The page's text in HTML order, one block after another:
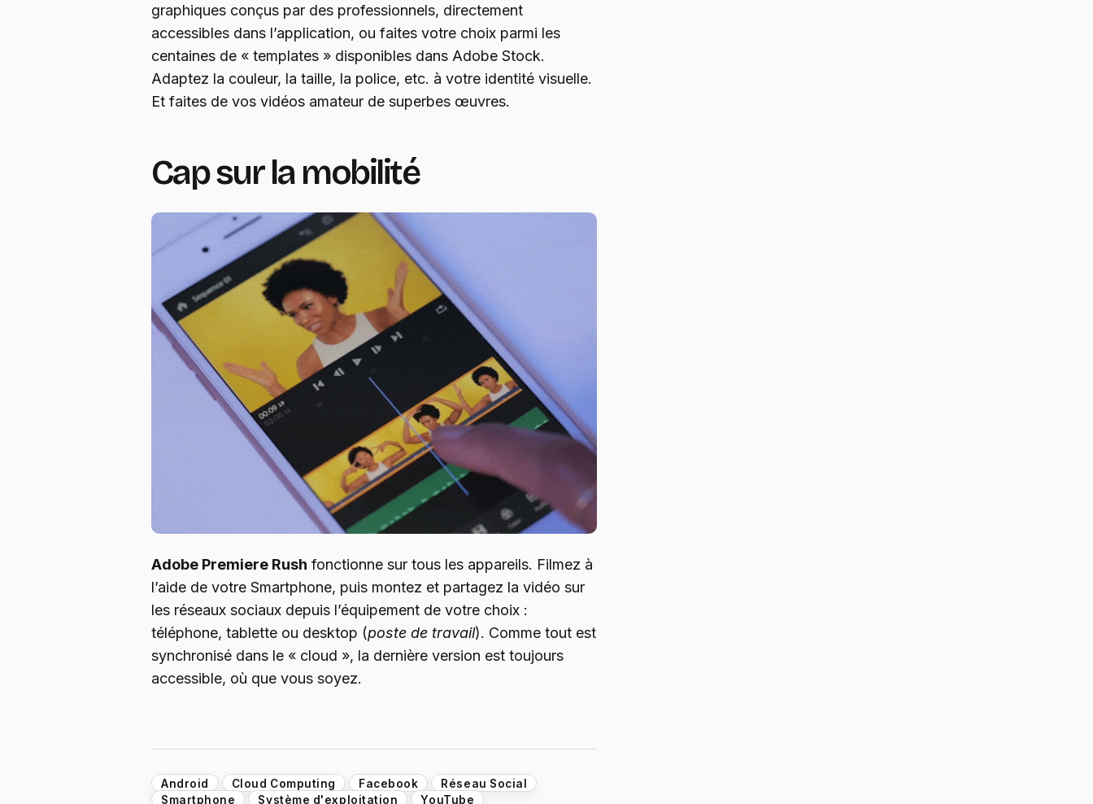
graphiques conçus par des professionnels, directement
accessibles dans l’application, ou faites votre choix parmi les
centaines de « templates » disponibles dans Adobe Stock.
Adaptez la couleur, la taille, la police, etc. à votre identité visuelle.
Et faites de vos vidéos amateur de superbes œuvres.
Cap sur la mobilité
Adobe Premiere Rush fonctionne sur tous les appareils. Filmez à
l’aide de votre Smartphone, puis montez et partagez la vidéo sur
les réseaux sociaux depuis l’équipement de votre choix :
téléphone, tablette ou desktop (poste de travail). Comme tout est
synchronisé dans le « cloud », la dernière version est toujours
accessible, où que vous soyez.
Android Cloud Computing Facebook
Réseau Social
Smartphone
Système d'exploitation YouTube